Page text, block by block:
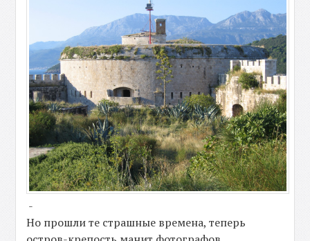
-
Но прошли те страшные времена, теперь